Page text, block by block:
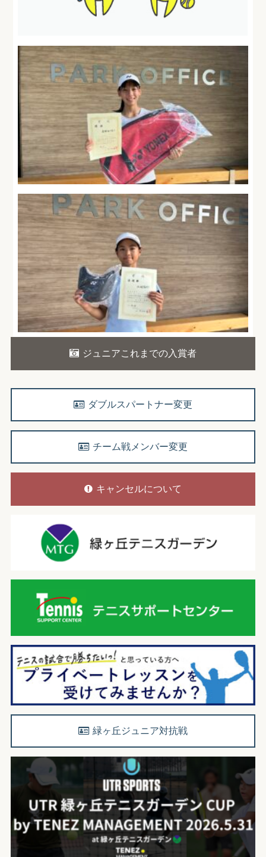
ジュニアこれまでの入賞者
ダブルスパートナー変更
チーム戦メンバー変更
キャンセルについて
緑ヶ丘ジュニア対抗戦